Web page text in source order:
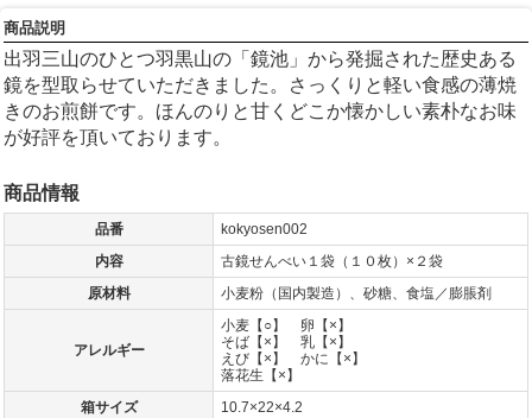
商品説明
出羽三山のひとつ羽黒山の「鏡池」から発掘された歴史ある
鏡を型取らせていただきました。さっくりと軽い食感の薄焼
きのお煎餅です。ほんのりと甘くどこか懐かしい素朴なお味
が好評を頂いております。
商品情報
品番
kokyosen002
内容
古鏡せんべい１袋（１０枚）×２袋
原材料
小麦粉（国内製造）、砂糖、食塩／膨脹剤
アレルギー
小麦【○】 卵【×】
そば【×】 乳【×】
えび【×】 かに【×】
落花生【×】
箱サイズ
10.7×22×4.2